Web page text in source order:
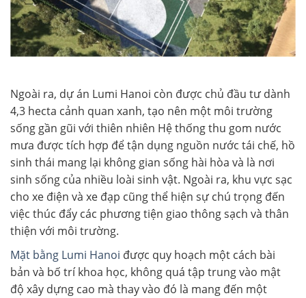
Ngoài ra, dự án Lumi Hanoi còn được chủ đầu tư dành
4,3 hecta cảnh quan xanh, tạo nên một môi trường
sống gần gũi với thiên nhiên Hệ thống thu gom nước
mưa được tích hợp để tận dụng nguồn nước tái chế, hồ
sinh thái mang lại không gian sống hài hòa và là nơi
sinh sống của nhiều loài sinh vật. Ngoài ra, khu vực sạc
cho xe điện và xe đạp cũng thể hiện sự chú trọng đến
việc thúc đẩy các phương tiện giao thông sạch và thân
thiện với môi trường.
Mặt bằng Lumi Hanoi được quy hoạch một cách bài
bản và bố trí khoa học, không quá tập trung vào mật
độ xây dựng cao mà thay vào đó là mang đến một